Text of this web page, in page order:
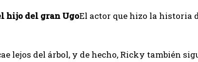
hijo del gran UgoEl actor que hizo la historia
lejos del árbol, y de hecho, Ricky también